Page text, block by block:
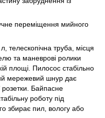
телескопічна труба, місця
та маневрові ролики
площі. Пилосос стабільно
мережевий шнур дає
розетки. Байпасне
роботу під
збирає пил, вологу або